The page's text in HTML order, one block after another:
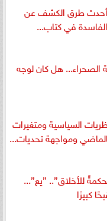
طرق الكشف عن
في كتاب...
الصحراء... هل كان لوجه
السياسية ومتغيرات
ومواجهة تحديات...
للأخلاق”.. ”يع”...
كبيرًا